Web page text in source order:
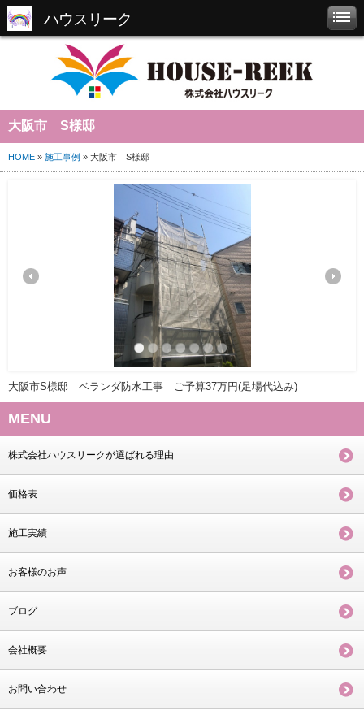
ハウスリーク
大阪市 S様邸
HOME » 施工事例 » 大阪市 S様邸
大阪市S様邸 ベランダ防水工事 ご予算37万円(足場代込み)
MENU
株式会社ハウスリークが選ばれる理由
価格表
施工実績
お客様のお声
ブログ
会社概要
お問い合わせ